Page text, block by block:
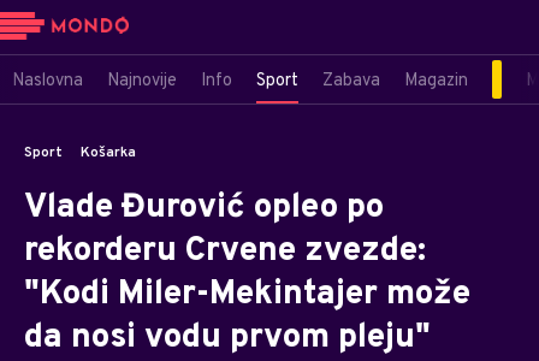
Naslovna Najnovije Info Sport Zabava Magazin
Sport Košarka
Vlade Đurović opleo po
rekorderu Crvene zvezde:
"Kodi Miler-Mekintajer može
da nosi vodu prvom pleju"